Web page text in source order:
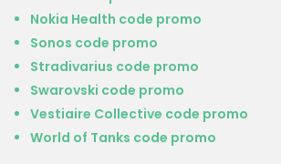
Nokia Health code promo
Sonos code promo
Stradivarius code promo
Swarovski code promo
Vestiaire Collective code promo
World of Tanks code promo